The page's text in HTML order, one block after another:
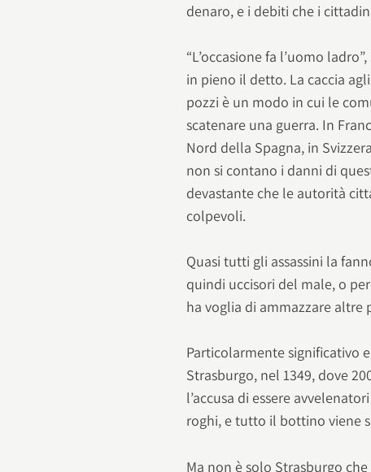
denaro, e i debiti che i
“L’occasione fa l’uomo
in pieno il detto. La caccia
pozzi è un modo in cui le
scatenare una guerra. In
Nord della Spagna, in
non si contano i danni di
devastante che le autorità
colpevoli.
Quasi tutti gli assassini la
quindi uccisori del male, o
ha voglia di ammazzare altre
Particolarmente significativo
Strasburgo, nel 1349, dove
l’accusa di essere
roghi, e tutto il bottino viene
Ma non è solo Strasburgo